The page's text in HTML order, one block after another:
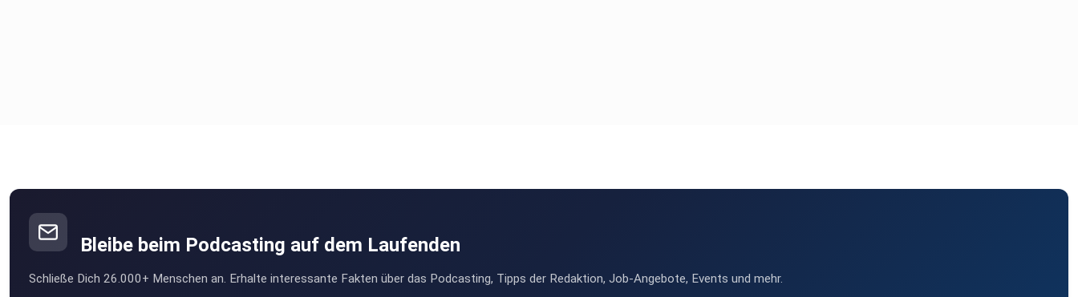
Bleibe beim Podcasting auf dem Laufenden
Schließe Dich 26.000+ Menschen an. Erhalte interessante Fakten über das Podcasting, Tipps der Redaktion, Job-Angebote, Events und mehr.